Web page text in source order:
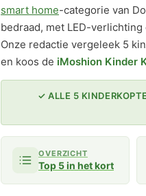
smart home-categorie van
bedraad, met LED-
Onze redactie vergeleek 5
en koos de iMoshion Kinder
✓ ALLE 5
OVERZICHT
Top 5 in het kort